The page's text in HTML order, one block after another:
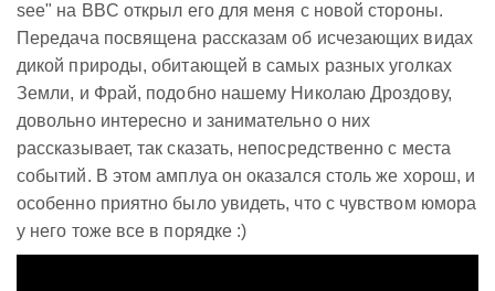
see" на BBC открыл его для меня с новой стороны.
Передача посвящена рассказам об исчезающих видах
дикой природы, обитающей в самых разных уголках
Земли, и Фрай, подобно нашему Николаю Дроздову,
довольно интересно и занимательно о них
рассказывает, так сказать, непосредственно с места
событий. В этом амплуа он оказался столь же хорош, и
особенно приятно было увидеть, что с чувством юмора
у него тоже все в порядке :)